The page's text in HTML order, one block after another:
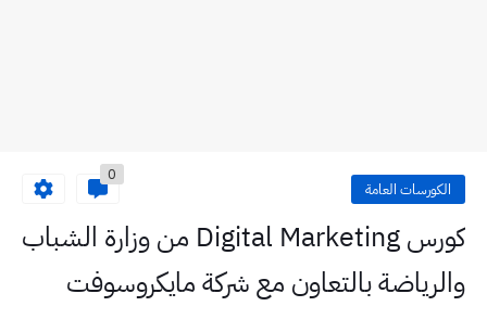
الكورسات العامة
0
كورس Digital Marketing من وزارة الشباب
والرياضة بالتعاون مع شركة مايكروسوفت